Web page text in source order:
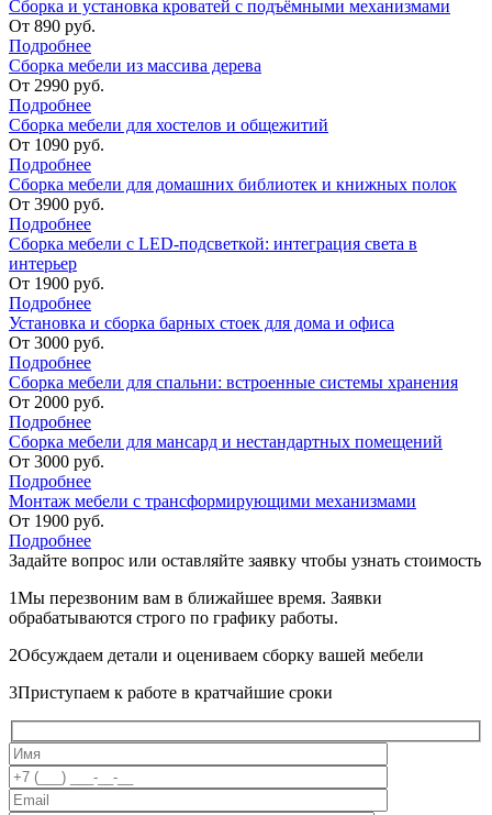
Сборка и установка кроватей с подъёмными механизмами
От 890 руб.
Подробнее
Сборка мебели из массива дерева
От 2990 руб.
Подробнее
Сборка мебели для хостелов и общежитий
От 1090 руб.
Подробнее
Сборка мебели для домашних библиотек и книжных полок
От 3900 руб.
Подробнее
Сборка мебели с LED-подсветкой: интеграция света в
интерьер
От 1900 руб.
Подробнее
Установка и сборка барных стоек для дома и офиса
От 3000 руб.
Подробнее
Сборка мебели для спальни: встроенные системы хранения
От 2000 руб.
Подробнее
Сборка мебели для мансард и нестандартных помещений
От 3000 руб.
Подробнее
Монтаж мебели с трансформирующими механизмами
От 1900 руб.
Подробнее
Задайте вопрос или оставляйте заявку чтобы узнать стоимость
1Мы перезвоним вам в ближайшее время. Заявки
обрабатываются строго по графику работы.
2Обсуждаем детали и оцениваем сборку вашей мебели
3Приступаем к работе в кратчайшие сроки